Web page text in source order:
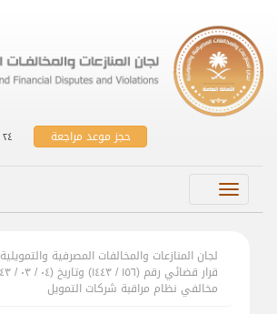
حجز موعد مراجعة ۲٤ / ۲ / ۱٤٤۸
Toggle
لجان المنازعات والمخالفات المصرفية والتمويلية
مخالفي نظام مراقبة شركات التمويل